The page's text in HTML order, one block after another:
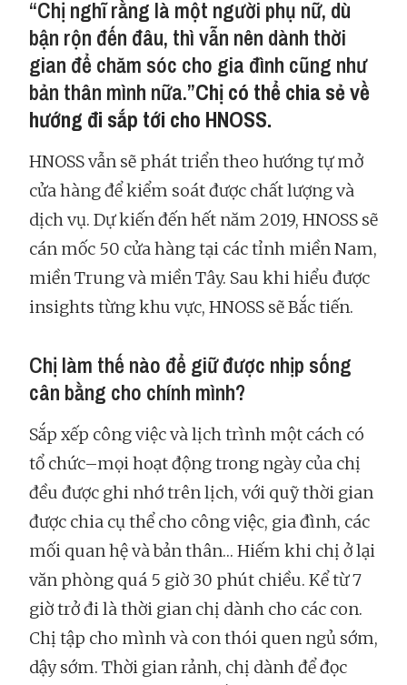
“Chị nghĩ rằng là một người phụ nữ, dù
bận rộn đến đâu, thì vẫn nên dành thời
gian để chăm sóc cho gia đình cũng như
bản thân mình nữa.”Chị có thể chia sẻ về
hướng đi sắp tới cho HNOSS.
HNOSS vẫn sẽ phát triển theo hướng tự mở
cửa hàng để kiểm soát được chất lượng và
dịch vụ. Dự kiến đến hết năm 2019, HNOSS sẽ
cán mốc 50 cửa hàng tại các tỉnh miền Nam,
miền Trung và miền Tây. Sau khi hiểu được
insights từng khu vực, HNOSS sẽ Bắc tiến.
Chị làm thế nào để giữ được nhịp sống
cân bằng cho chính mình?
Sắp xếp công việc và lịch trình một cách có
tổ chức–mọi hoạt động trong ngày của chị
đều được ghi nhớ trên lịch, với quỹ thời gian
được chia cụ thể cho công việc, gia đình, các
mối quan hệ và bản thân… Hiếm khi chị ở lại
văn phòng quá 5 giờ 30 phút chiều. Kể từ 7
giờ trở đi là thời gian chị dành cho các con.
Chị tập cho mình và con thói quen ngủ sớm,
dậy sớm. Thời gian rảnh, chị dành để đọc